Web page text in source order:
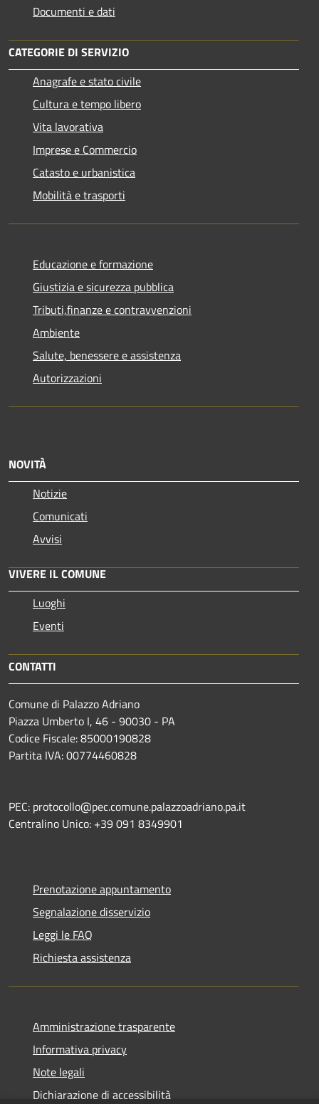
Documenti e dati
CATEGORIE DI SERVIZIO
Anagrafe e stato civile
Cultura e tempo libero
Vita lavorativa
Imprese e Commercio
Catasto e urbanistica
Mobilità e trasporti
Educazione e formazione
Giustizia e sicurezza pubblica
Tributi,finanze e contravvenzioni
Ambiente
Salute, benessere e assistenza
Autorizzazioni
NOVITÀ
Notizie
Comunicati
Avvisi
VIVERE IL COMUNE
Luoghi
Eventi
CONTATTI
Comune di Palazzo Adriano
Piazza Umberto I, 46 - 90030 - PA
Codice Fiscale: 85000190828
Partita IVA: 00774460828
PEC: protocollo@pec.comune.palazzoadriano.pa.it
Centralino Unico: +39 091 8349901
Prenotazione appuntamento
Segnalazione disservizio
Leggi le FAQ
Richiesta assistenza
Amministrazione trasparente
Informativa privacy
Note legali
Dichiarazione di accessibilità